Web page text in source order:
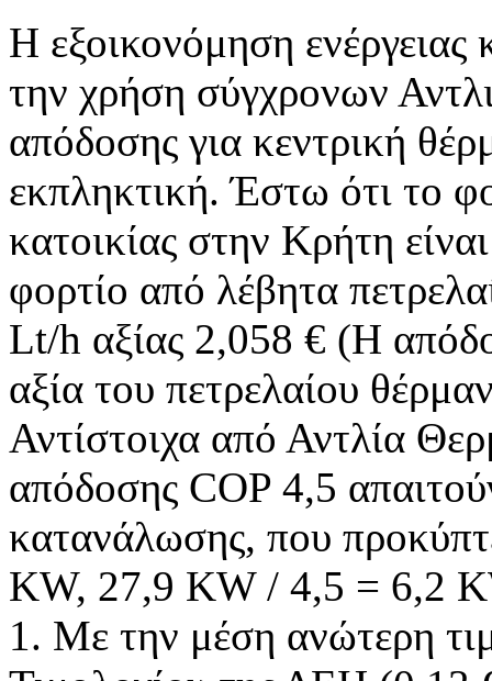
H εξοικονόμηση
την χρήση σύγχρονων
απόδοσης για κεντρική
εκπληκτική. Έστω ότι το
κατοικίας στην Κρήτη
φορτίο από λέβητα
Lt/h αξίας 2,058 € (Η
αξία του πετρελαίου
Αντίστοιχα από Αντλία
απόδοσης COP 4,5
κατανάλωσης, που
KW, 27,9 KW / 4,5 = 6,2
1. Με την μέση ανώτερη